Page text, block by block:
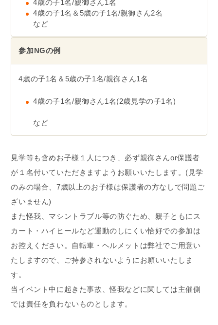
4歳の子1名/親御さん1名
4歳の子1名＆5歳の子1名/親御さん2名
など
参加NGの例
4歳の子1名＆5歳の子1名/親御さん1名
4歳の子1名/親御さん1名(2歳見学の子1名)
など
見学等も含めお子様１人につき、必ず親御さんor保護者
が１名付いていただきますようお願いいたします。(見学
のみの場合、7歳以上のお子様は保護者の方なしで問題ご
ざいません)
また怪我、マシントラブル等の防ぐため、親子ともにス
カート・ハイヒールなど運動のしにくい恰好での参加は
お控えください。自転車・ヘルメットは弊社でご用意い
たしますので、ご持参されないようにお願いいたしま
す。
当イベント中に起きた事故、怪我などに関しては主催側
では責任を負わないものとします。